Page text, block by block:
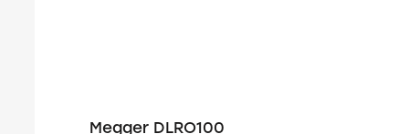
Megger DLRO100